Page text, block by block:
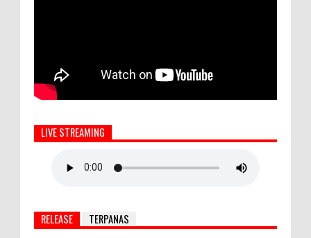
LIVE STREAMING
RELEASE TERPANAS